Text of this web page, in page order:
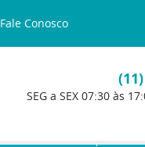
Fale Conosco
(11)
SEG a SEX 07:30 às